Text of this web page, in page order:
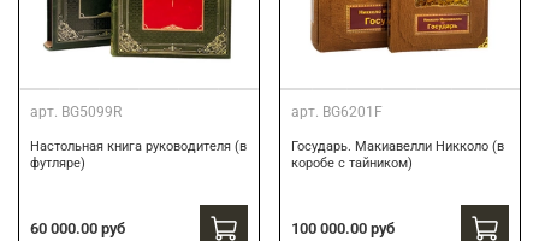
арт. BG5099R
Настольная книга руководителя (в
футляре)
60 000.00 руб
арт. BG6201F
Государь. Макиавелли Никколо (в
коробе с тайником)
100 000.00 руб